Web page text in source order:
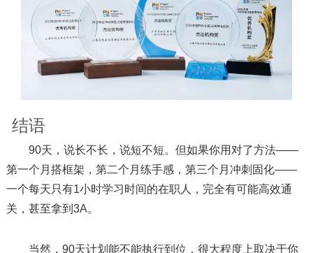
结语
90天，说长不长，说短不短。但如果你用对了方法——
第一个月搭框架，第二个月练手感，第三个月冲刺固化——
一个每天只有1小时学习时间的在职人，完全有可能高效通
关，甚至拿到3A。
当然，90天计划能不能执行到位，很大程度上取决于你